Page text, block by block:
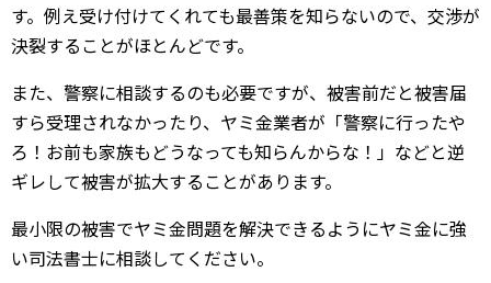
す。例え受け付けてくれても最善策を知らないので、交渉が
決裂することがほとんどです。
また、警察に相談するのも必要ですが、被害前だと被害届
すら受理されなかったり、ヤミ金業者が「警察に行ったや
ろ！お前も家族もどうなっても知らんからな！」などと逆
ギレして被害が拡大することがあります。
最小限の被害でヤミ金問題を解決できるようにヤミ金に強
い司法書士に相談してください。